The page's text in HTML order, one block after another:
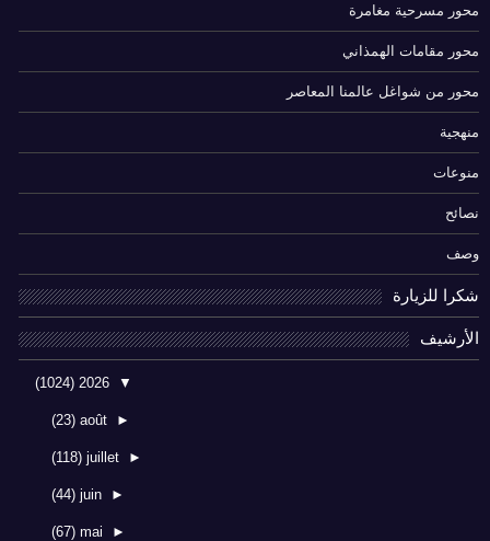
محور مسرحية مغامرة
محور مقامات الهمذاني
محور من شواغل عالمنا المعاصر
منهجية
منوعات
نصائح
وصف
شكرا للزيارة
الأرشيف
▼
2026
(1024)
►
août
(23)
►
juillet
(118)
►
juin
(44)
►
mai
(67)